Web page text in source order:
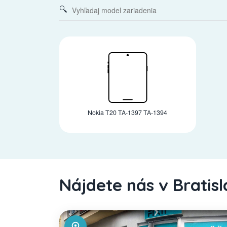
Nokia T20 TA-1397 TA-1394
Nájdete nás v